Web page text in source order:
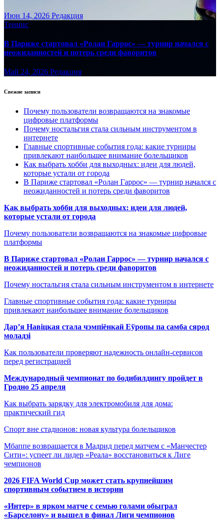
Июн 14, 2026 Редакция
Теннис
В Париже стартовал «Ролан Гаррос» — турнир начался с
неожиданностей и потерь среди фаворитов
Май 24, 2026 Редакция
Свежие записи
Почему пользователи возвращаются на знакомые
цифровые платформы
Почему ностальгия стала сильным инструментом в
интернете
Главные спортивные события года: какие турниры
привлекают наибольшее внимание болельщиков
Как выбрать хобби для выходных: идеи для людей,
которые устали от города
В Париже стартовал «Ролан Гаррос» — турнир начался с
неожиданностей и потерь среди фаворитов
Как выбрать хобби для выходных: идеи для людей,
которые устали от города
Почему пользователи возвращаются на знакомые цифровые
платформы
В Париже стартовал «Ролан Гаррос» — турнир начался с
неожиданностей и потерь среди фаворитов
Почему ностальгия стала сильным инструментом в интернете
Главные спортивные события года: какие турниры
привлекают наибольшее внимание болельщиков
Дар’я Навіцкая стала чэмпіёнкай Еўропы па самба сярод
моладзі
Как пользователи проверяют надежность онлайн-сервисов
перед регистрацией
Международный чемпионат по бодибилдингу пройдет в
Гродно 25 апреля
Как выбрать зарядку для электромобиля для дома:
практический гид
Спорт вне стадионов: новая культура болельщиков
Мбаппе возвращается в Мадрид перед матчем с «Манчестер
Сити»: успеет ли лидер «Реала» восстановиться к Лиге
чемпионов
2026 FIFA World Cup может стать крупнейшим
спортивным событием в истории
«Интер» в ярком матче с семью голами обыграл
«Барселону» и вышел в финал Лиги чемпионов